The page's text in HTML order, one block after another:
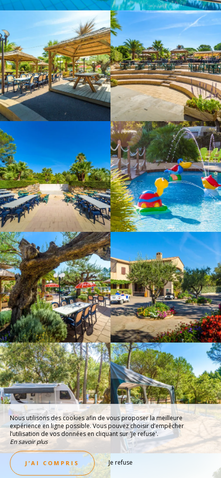
Nous utilisons des cookies afin de vous proposer la meilleure
expérience en ligne possible. Vous pouvez choisir d’empêcher
l’utilisation de vos données en cliquant sur 'Je refuse'.
En savoir plus
J’AI COMPRIS Je refuse